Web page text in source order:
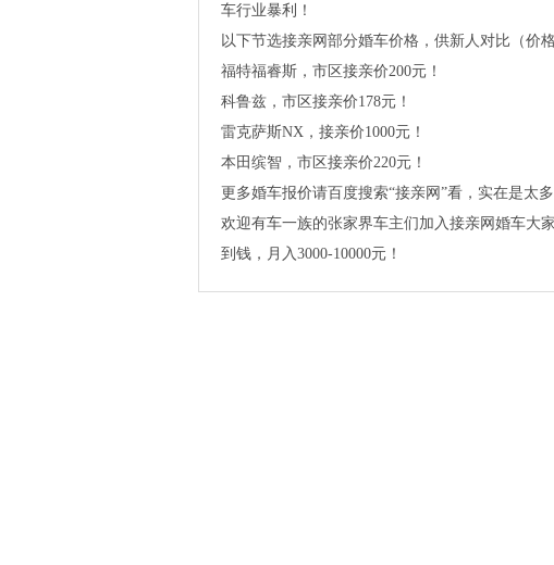
车行业暴利！
以下节选接亲网部分婚车价格，供新人对比（价
福特福睿斯，市区接亲价200元！
科鲁兹，市区接亲价178元！
雷克萨斯NX，接亲价1000元！
本田缤智，市区接亲价220元！
更多婚车报价请百度搜索“接亲网”看，实在是太
欢迎有车一族的张家界车主们加入接亲网婚车大
到钱，月入3000-10000元！